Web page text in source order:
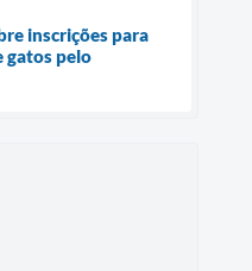
inscrições para
gatos pelo